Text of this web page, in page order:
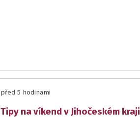
před 5 hodinami
Tipy na víkend v Jihočeském kraji